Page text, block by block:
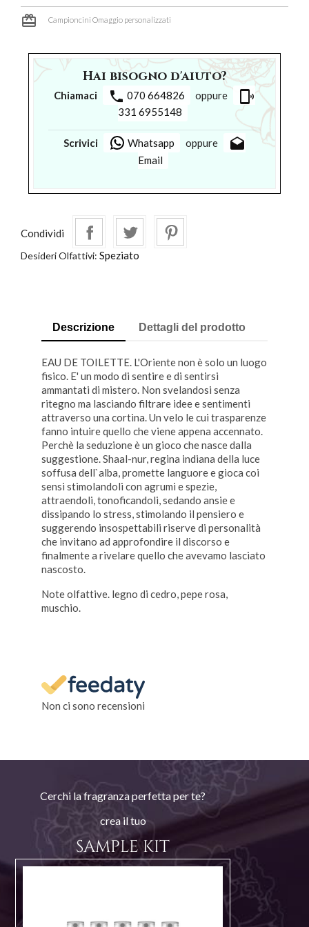
card_giftcard Campioncini Omaggio personalizzati
Hai bisogno d'aiuto?
Chiamaci phone 070 664826 oppure phonelink_ring
331 6955148
Scrivici Whatsapp oppure drafts
Email
Condividi
Desideri Olfattivi: Speziato
Descrizione Dettagli del prodotto
EAU DE TOILETTE. L'Oriente non è solo un luogo
fisico. E' un modo di sentire e di sentirsi
ammantati di mistero. Non svelandosi senza
ritegno ma lasciando filtrare idee e sentimenti
attraverso una cortina. Un velo le cui trasparenze
fanno intuire quello che viene appena accennato.
Perchè la seduzione è un gioco che nasce dalla
suggestione. Shaal-nur, regina indiana della luce
soffusa dell`alba, promette languore e gioca coi
sensi stimolandoli con agrumi e spezie,
attraendoli, tonoficandoli, sedando ansie e
dissipando lo stress, stimolando il pensiero e
suggerendo insospettabili riserve di personalità
che invitano ad approfondire il discorso e
finalmente a rivelare quello che avevamo lasciato
nascosto.
Note olfattive. legno di cedro, pepe rosa,
muschio.
Non ci sono recensioni
Cerchi la fragranza perfetta per te?
crea il tuo
SAMPLE KIT